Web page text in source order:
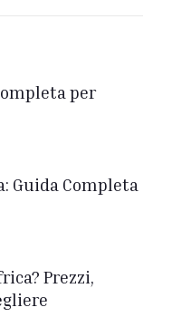
per
Guida Completa
Prezzi,